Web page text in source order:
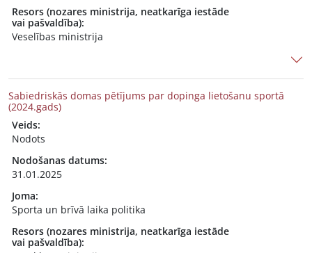
Resors (nozares ministrija, neatkarīga iestāde
vai pašvaldība):
Veselības ministrija
Sabiedriskās domas pētījums par dopinga lietošanu sportā
(2024.gads)
Veids:
Nodots
Nodošanas datums:
31.01.2025
Joma:
Sporta un brīvā laika politika
Resors (nozares ministrija, neatkarīga iestāde
vai pašvaldība):